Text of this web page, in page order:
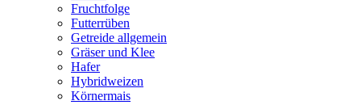
Fruchtfolge
Futterrüben
Getreide allgemein
Gräser und Klee
Hafer
Hybridweizen
Körnermais